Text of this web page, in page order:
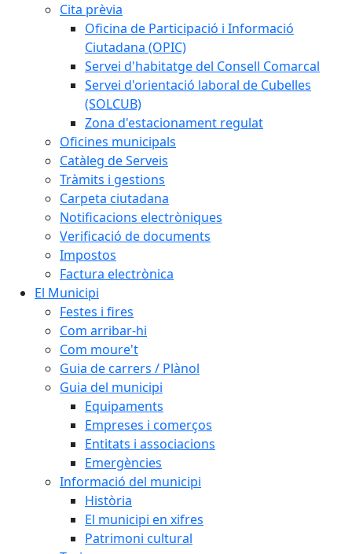
Cita prèvia
Oficina de Participació i Informació
Ciutadana (OPIC)
Servei d'habitatge del Consell Comarcal
Servei d'orientació laboral de Cubelles
(SOLCUB)
Zona d'estacionament regulat
Oficines municipals
Catàleg de Serveis
Tràmits i gestions
Carpeta ciutadana
Notificacions electròniques
Verificació de documents
Impostos
Factura electrònica
El Municipi
Festes i fires
Com arribar-hi
Com moure't
Guia de carrers / Plànol
Guia del municipi
Equipaments
Empreses i comerços
Entitats i associacions
Emergències
Informació del municipi
Història
El municipi en xifres
Patrimoni cultural